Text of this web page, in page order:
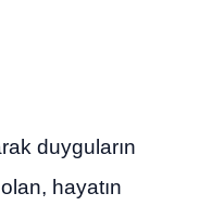
duyguların
hayatın